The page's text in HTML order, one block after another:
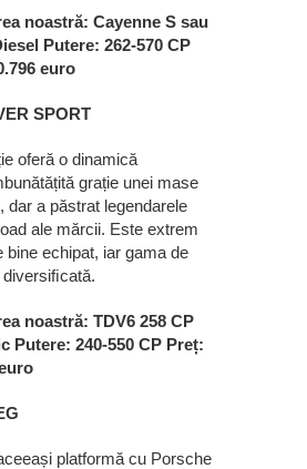
noastră: Cayenne S sau
Putere: 262-570 CP
euro
SPORT
oferă o dinamică
grație unei mase
dar a păstrat legendarele
ale mărcii. Este extrem
bine echipat, iar gama de
noastră: TDV6 258 CP
Putere: 240-550 CP Preț:
platformă cu Porsche